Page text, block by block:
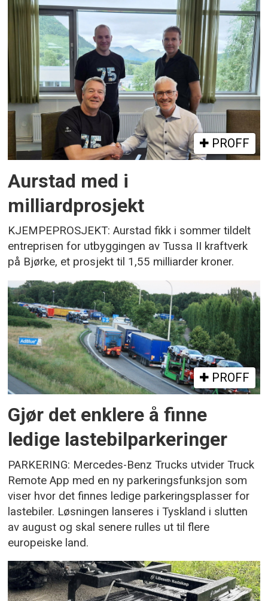
PROFF
Aurstad med i
milliardprosjekt
KJEMPEPROSJEKT: Aurstad fikk i sommer tildelt
entreprisen for utbyggingen av Tussa II kraftverk
på Bjørke, et prosjekt til 1,55 milliarder kroner.
PROFF
Gjør det enklere å finne
ledige lastebilparkeringer
PARKERING: Mercedes-Benz Trucks utvider Truck
Remote App med en ny parkeringsfunksjon som
viser hvor det finnes ledige parkeringsplasser for
lastebiler. Løsningen lanseres i Tyskland i slutten
av august og skal senere rulles ut til flere
europeiske land.